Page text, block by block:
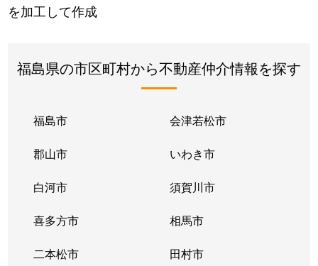
を加工して作成
福島県の市区町村から不動産仲介情報を探す
福島市 会津若松市
郡山市 いわき市
白河市 須賀川市
喜多方市 相馬市
二本松市 田村市